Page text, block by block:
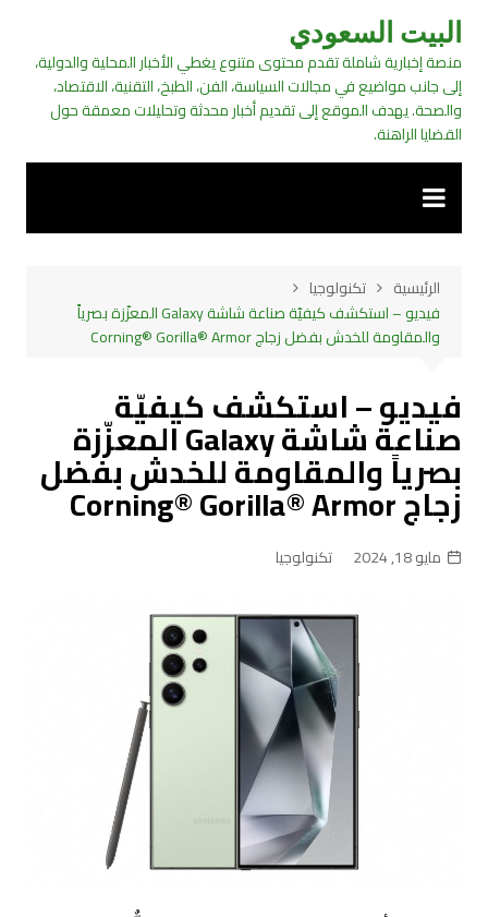
التجاوز
المحتوى
البيت السعودي
منصة إخبارية شاملة تقدم محتوى متنوع يغطي الأخبار المحلية والدولية،
إلى جانب مواضيع في مجالات السياسة، الفن، الطبخ، التقنية، الاقتصاد،
والصحة. يهدف الموقع إلى تقديم أخبار محدثة وتحليلات معمقة حول
القضايا الراهنة.
الرئيسية
تكنولوجيا
فيديو – استكشف كيفيّة صناعة شاشة Galaxy المعزّزة بصرياً
والمقاومة للخدش بفضل زجاج Corning® Gorilla® Armor
فيديو – استكشف كيفيّة
صناعة شاشة Galaxy المعزّزة
بصرياً والمقاومة للخدش بفضل
زجاج Corning® Gorilla® Armor
مايو 18, 2024 تكنولوجيا